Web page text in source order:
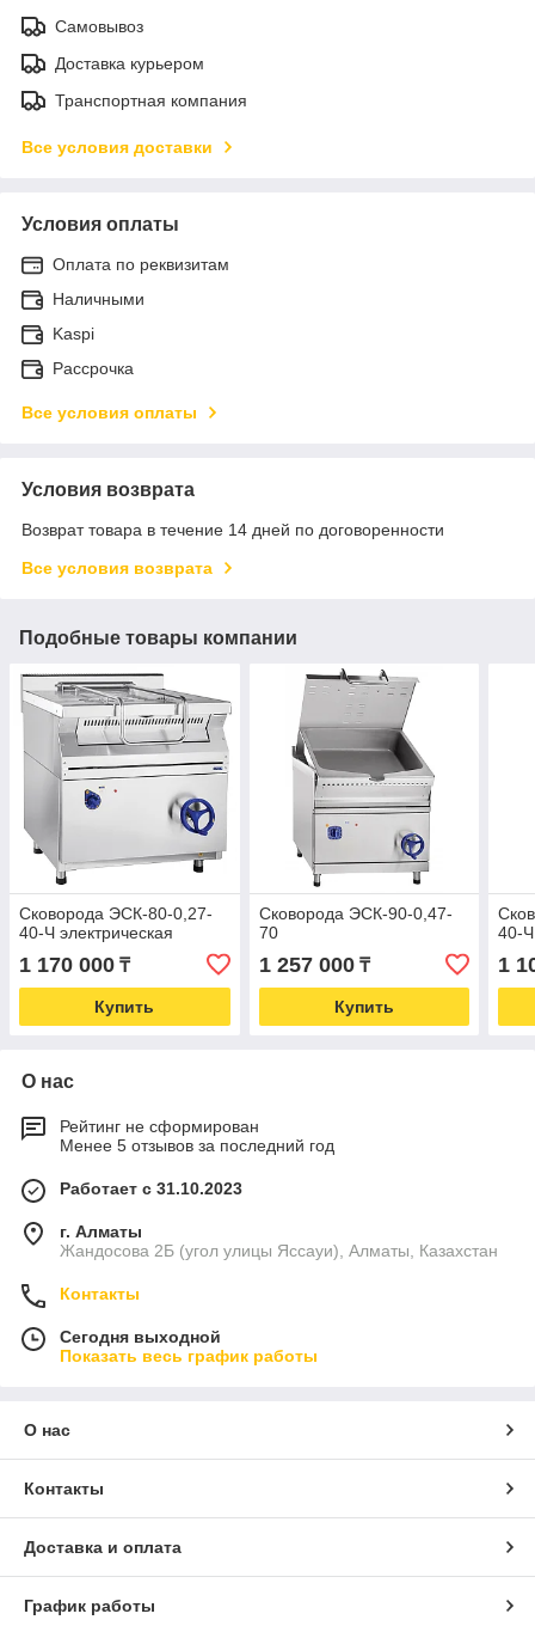
Самовывоз
Доставка курьером
Транспортная компания
Все условия доставки
Условия оплаты
Оплата по реквизитам
Наличными
Kaspi
Рассрочка
Все условия оплаты
Условия возврата
Возврат товара в течение 14 дней по договоренности
Все условия возврата
Подобные товары компании
Сковорода ЭСК-80-0,27-
40-Ч электрическая
1 170 000 ₸
Купить
Сковорода ЭСК-90-0,47-
70
1 257 000₸
Купить
40-Ч
1
О нас
Рейтинг не сформирован
Менее 5 отзывов за последний год
Работает с 31.10.2023
г. Алматы
Жандосова 2Б (угол улицы Яссауи), Алматы, Казахстан
Контакты
Сегодня выходной
Показать весь график работы
О нас
Контакты
Доставка и оплата
График работы